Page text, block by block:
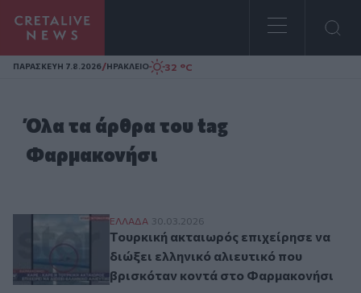
Homepage
ΠΑΡΑΣΚΕΥΗ 7.8.2026/ΗΡΑΚΛΕΙΟ 32 °C
Όλα τα άρθρα του tag
Φαρμακονήσι
Τουρκική ακταιωρός επιχείρησε να
ΕΛΛAΔΑ 30.03.2026
Τουρκική ακταιωρός επιχείρησε να
διώξει ελληνικό αλιευτικό που
βρισκόταν κοντά στο Φαρμακονήσι